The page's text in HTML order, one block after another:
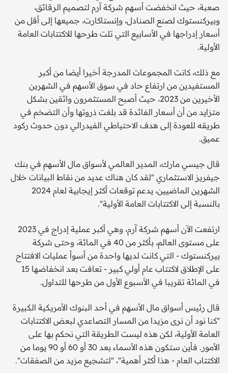
صعبة، حيث انخفضت أسهم شركة آرم لتصميم الرقائق،
وبيركنستوك لصنع الصنادل، وإنستاكارت، جميعها إلى أقل من
أسعار إدراجها في الأسابيع التي تلت طرحها للاكتتابات العامة
الأولية.
مع ذلك، كانت المجموعات المدرجة أخيرا أيضا من أكبر
المستفيدين من ارتفاع حاد في سوق الأسهم في الشهرين
الأخيرين من 2023، حيث أصبح المستثمرون واثقين بشكل
متزايد من أن أسعار الفائدة قد بلغت ذروتها وأن التضخم في
طريقه للعودة إلى هدف الاحتياطي الفيدرالي دون حدوث ركود
عميق.
قال جيسي مارك، المدير العالمي لأسواق مال الأسهم في بنك
جيفريز الاستثماري "لقد كان هناك عديد من نقاط البيانات خلال
الشهرين الماضيين، يدعم توقعات أكثر إيجابية لعام 2024
بالنسبة إلى الاكتتابات العامة الأولية".
ارتفعت الآن أسهم شركة آرم، وهي أكبر عملية إدراج في 2023
على مستوى العالم، بأكثر من 40 في المائة، وحتى شركة
بيركنستوك - التي كانت لديها واحدة من أسوأ عمليات الافتتاح
على الإطلاق لاكتتاب عام أولي كبير - تعافت بعد انخفاضها 15
في المائة تقريبا في الأسبوع الأول من طرحها للتداول.
قال رئيس أسواق مال الأسهم في أحد البنوك الأمريكية الكبيرة
"كنا نود أن نرى مزيدا من المسار التصاعدي لبعض الاكتتابات
العامة الأولية، لكن هذه ليست الطريقة التي نحكم بها على
الأمور. فأين ستكون هذه الأسماء بعد 30 أو 60 أو 90 يوما من
الاكتتاب العام - هذا أكثر أهمية"، "لتشجيع مزيد من الصفقات".